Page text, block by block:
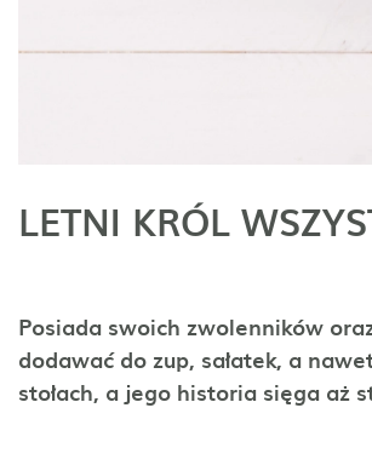
LETNI KRÓL
Posiada swoich zwolenników
dodawać do zup, sałatek, a
stołach, a jego historia sięga aż